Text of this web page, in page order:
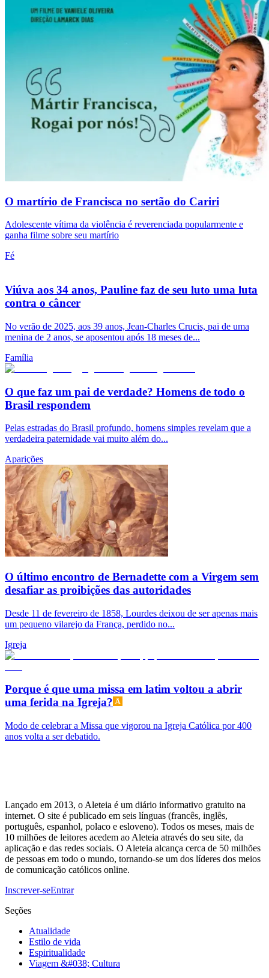
O martírio de Francisca no sertão do Cariri
Adolescente vítima da violência é reverenciada popularmente e
ganha filme sobre seu martírio
Fé
Viúva aos 34 anos, Pauline faz de seu luto uma luta
contra o câncer
No verão de 2025, aos 39 anos, Jean-Charles Crucis, pai de uma
menina de 2 anos, se aposentou após 18 meses de...
Família
O que faz um pai de verdade? Homens de todo o
Brasil respondem
Pelas estradas do Brasil profundo, homens simples revelam que a
verdadeira paternidade vai muito além do...
Aparições
O último encontro de Bernadette com a Virgem sem
desafiar as proibições das autoridades
Desde 11 de fevereiro de 1858, Lourdes deixou de ser apenas mais
um pequeno vilarejo da França, perdido no...
Igreja
Porque é que uma missa em latim voltou a abrir
uma ferida na Igreja?
Modo de celebrar a Missa que vigorou na Igreja Católica por 400
anos volta a ser debatido.
Lançado em 2013, o Aleteia é um diário informativo gratuito na
internet. O site é publicado em seis línguas (francês, inglês,
português, espanhol, polaco e esloveno). Todos os meses, mais de
10 milhões de leitores acedem ao Aleteia através do seu site, da
aplicação e das redes sociais. O Aleteia alcança cerca de 50 milhões
de pessoas em todo o mundo, tornando-se um dos líderes dos meios
de comunicação católicos online.
Inscrever-seEntrar
Seções
Atualidade
Estilo de vida
Espiritualidade
Viagem &#038; Cultura